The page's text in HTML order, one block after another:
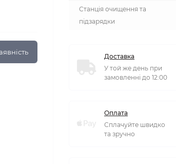
Станція очищення та
підзарядки
Доставка
У той же день при
замовленні до 12:00
Оплата
Сплачуйте швидко
та зручно